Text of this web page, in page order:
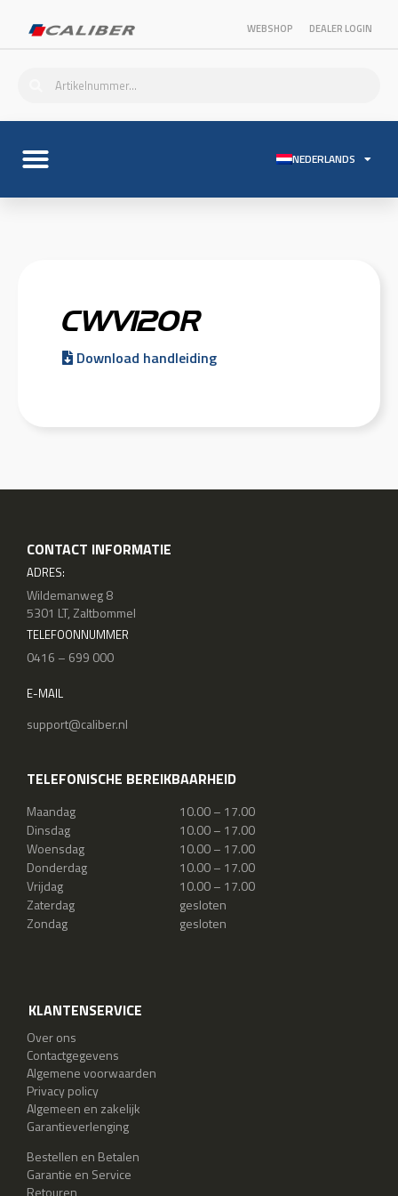
WEBSHOP DEALER LOGIN
NEDERLANDS
CWV12OR
Download handleiding
CONTACT INFORMATIE
ADRES:
Wildemanweg 8
5301 LT, Zaltbommel
TELEFOONNUMMER
0416 – 699 000
E-MAIL
support@caliber.nl
TELEFONISCHE BEREIKBAARHEID
Maandag
10.00 – 17.00
Dinsdag
10.00 – 17.00
Woensdag
10.00 – 17.00
Donderdag
10.00 – 17.00
Vrijdag
10.00 – 17.00
Zaterdag
gesloten
Zondag
gesloten
KLANTENSERVICE
Over ons
Contactgegevens
Algemene voorwaarden
Privacy policy
Algemeen en zakelijk
Garantieverlenging
Bestellen en Betalen
Garantie en Service
Retouren